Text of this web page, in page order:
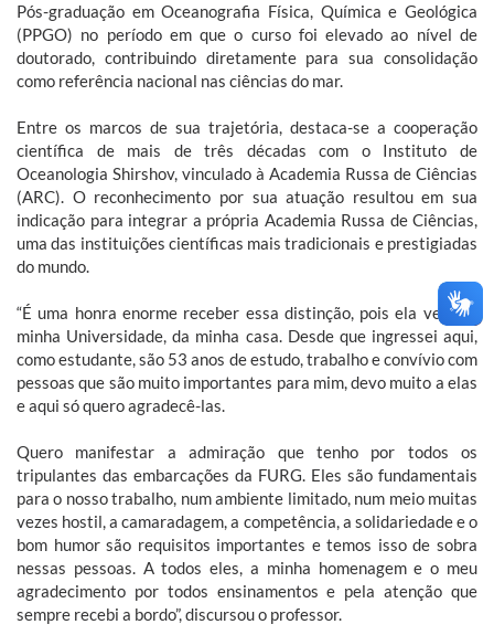
Pós-graduação em Oceanografia Física, Química e Geológica
(PPGO) no período em que o curso foi elevado ao nível de
doutorado, contribuindo diretamente para sua consolidação
como referência nacional nas ciências do mar.
Entre os marcos de sua trajetória, destaca-se a cooperação
científica de mais de três décadas com o Instituto de
Oceanologia Shirshov, vinculado à Academia Russa de Ciências
(ARC). O reconhecimento por sua atuação resultou em sua
indicação para integrar a própria Academia Russa de Ciências,
uma das instituições científicas mais tradicionais e prestigiadas
do mundo.
“É uma honra enorme receber essa distinção, pois ela vem da
minha Universidade, da minha casa. Desde que ingressei aqui,
como estudante, são 53 anos de estudo, trabalho e convívio com
pessoas que são muito importantes para mim, devo muito a elas
e aqui só quero agradecê-las.
Quero manifestar a admiração que tenho por todos os
tripulantes das embarcações da FURG. Eles são fundamentais
para o nosso trabalho, num ambiente limitado, num meio muitas
vezes hostil, a camaradagem, a competência, a solidariedade e o
bom humor são requisitos importantes e temos isso de sobra
nessas pessoas. A todos eles, a minha homenagem e o meu
agradecimento por todos ensinamentos e pela atenção que
sempre recebi a bordo”, discursou o professor.